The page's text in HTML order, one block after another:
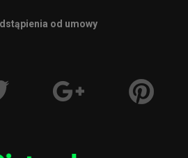
od umowy